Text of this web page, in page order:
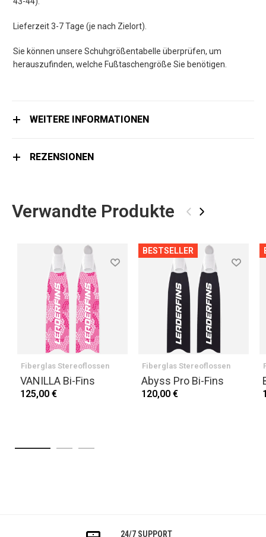
Lieferzeit 3-7 Tage (je nach Zielort).
Sie können unsere Schuhgrößentabelle überprüfen, um
herauszufinden, welche Fußtaschengröße Sie benötigen.
WEITERE INFORMATIONEN
REZENSIONEN
Verwandte Produkte ‹ ›
Fiberglas Stereoflossen
VANILLA Bi-Fins
125,00 €
BESTSELLER
Fiberglas Stereoflossen
Abyss Pro Bi-Fins
120,00 €
24/7 SUPPORT